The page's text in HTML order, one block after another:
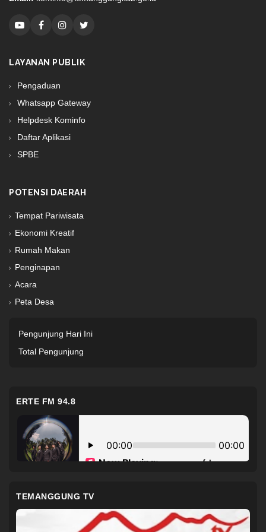
LAYANAN PUBLIK
Pengaduan
Whatsapp Gateway
Helpdesk Kominfo
Daftar Aplikasi
SPBE
POTENSI DAERAH
Tempat Pariwisata
Ekonomi Kreatif
Rumah Makan
Penginapan
Acara
Peta Desa
Pengunjung Hari Ini
Total Pengunjung
ERTE FM 94.8
TEMANGGUNG TV